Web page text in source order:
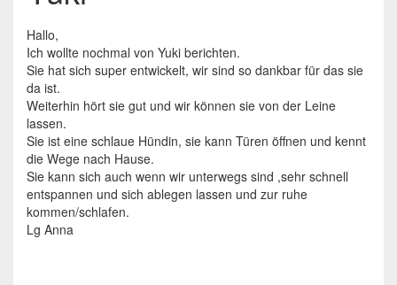
Hallo,
Ich wollte nochmal von Yuki berichten.
Sie hat sich super entwickelt, wir sind so dankbar für das sie
da ist.
Weiterhin hört sie gut und wir können sie von der Leine
lassen.
Sie ist eine schlaue Hündin, sie kann Türen öffnen und kennt
die Wege nach Hause.
Sie kann sich auch wenn wir unterwegs sind ,sehr schnell
entspannen und sich ablegen lassen und zur ruhe
kommen/schlafen.
Lg Anna